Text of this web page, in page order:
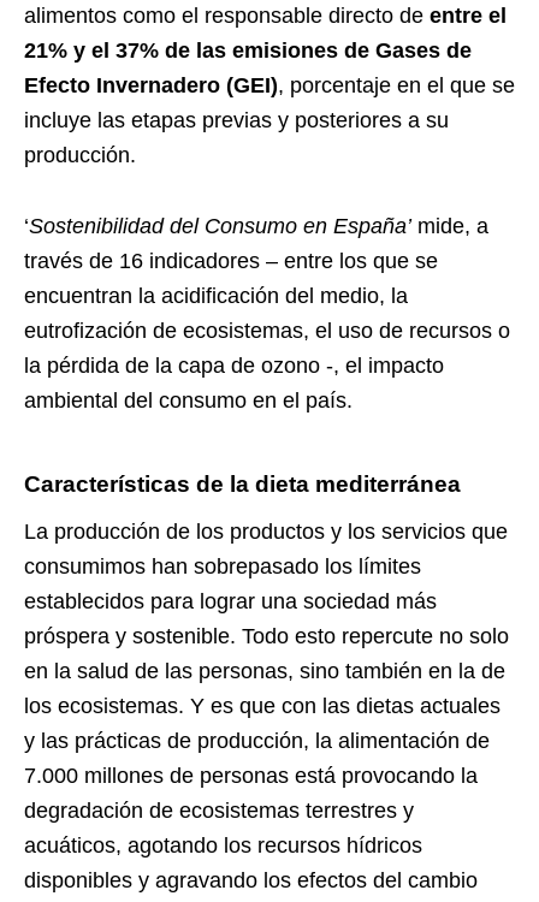
alimentos como el responsable directo de entre el
21% y el 37% de las emisiones de Gases de
Efecto Invernadero (GEI), porcentaje en el que se
incluye las etapas previas y posteriores a su
producción.
‘Sostenibilidad del Consumo en España’mide, a
través de 16 indicadores – entre los que se
encuentran la acidificación del medio, la
eutrofización de ecosistemas, el uso de recursos o
la pérdida de la capa de ozono -, el impacto
ambiental del consumo en el país.
Características de la dieta mediterránea
La producción de los productos y los servicios que
consumimos han sobrepasado los límites
establecidos para lograr una sociedad más
próspera y sostenible. Todo esto repercute no solo
en la salud de las personas, sino también en la de
los ecosistemas. Y es que con las dietas actuales
y las prácticas de producción, la alimentación de
7.000 millones de personas está provocando la
degradación de ecosistemas terrestres y
acuáticos, agotando los recursos hídricos
disponibles y agravando los efectos del cambio